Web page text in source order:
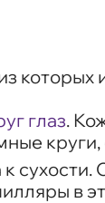
которых
глаз.
к
в